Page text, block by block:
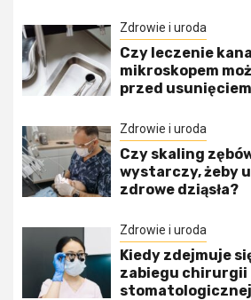
Zdrowie i uroda
Czy leczenie
mikroskopem
przed
Zdrowie i uroda
Czy skaling
wystarczy, żeby
zdrowe dziąsła?
Zdrowie i uroda
Kiedy zdejmuje
zabiegu chirurgii